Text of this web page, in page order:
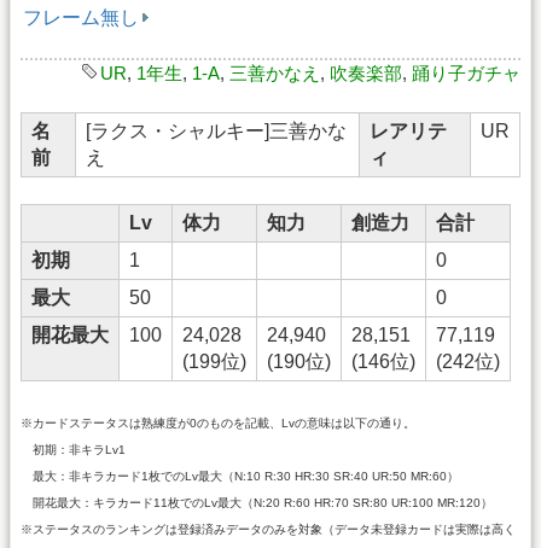
フレーム無し
UR, 1年生, 1-A, 三善かなえ , 吹奏楽部, 踊り子ガチャ
名
前
[ラクス・シャルキー]三善かな
え
レアリテ
ィ
UR
Lv 体力 知力 創造力
合計
初期
1
0
最大
50
0
開花最大
100
24,028
(199位)
24,940
(190位)
28,151
(146位)
77,119
(242位)
※カードステータスは熟練度が0のものを記載、Lvの意味は以下の通り。
初期：非キラLv1
最大：非キラカード1枚でのLv最大（N:10 R:30 HR:30 SR:40 UR:50 MR:60）
開花最大：キラカード11枚でのLv最大（N:20 R:60 HR:70 SR:80 UR:100 MR:120）
※ステータスのランキングは登録済みデータのみを対象（データ未登録カードは実際は高く